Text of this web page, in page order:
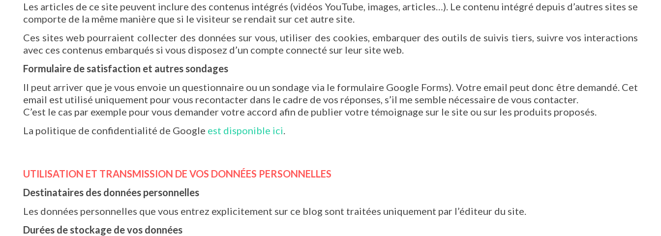
Les articles de ce site peuvent inclure des contenus intégrés (vidéos YouTube, images, articles…). Le contenu intégré depuis d’autres sites se
comporte de la même manière que si le visiteur se rendait sur cet autre site.
Ces sites web pourraient collecter des données sur vous, utiliser des cookies, embarquer des outils de suivis tiers, suivre vos interactions
avec ces contenus embarqués si vous disposez d’un compte connecté sur leur site web.
Formulaire de satisfaction et autres sondages
Il peut arriver que je vous envoie un questionnaire ou un sondage via le formulaire Google Forms). Votre email peut donc être demandé. Cet
email est utilisé uniquement pour vous recontacter dans le cadre de vos réponses, s’il me semble nécessaire de vous contacter.
C’est le cas par exemple pour vous demander votre accord afin de publier votre témoignage sur le site ou sur les produits proposés.
La politique de confidentialité de Google est disponible ici.
UTILISATION ET TRANSMISSION DE VOS DONNÉES PERSONNELLES
Destinataires des données personnelles
Les données personnelles que vous entrez explicitement sur ce blog sont traitées uniquement par l’éditeur du site.
Durées de stockage de vos données